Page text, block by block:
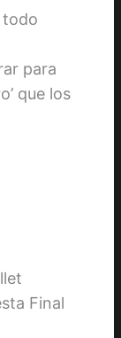
todo
para
que los
Final